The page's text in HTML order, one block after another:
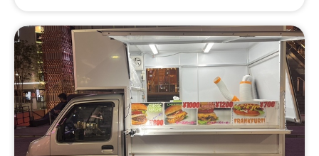
い焼き、キャニオンバーガー、ベーコンチーズハンバーガ
ー、レインボーかき氷、ガパオ、チュロス、ラッキースマ
イルポテト&ナゲット